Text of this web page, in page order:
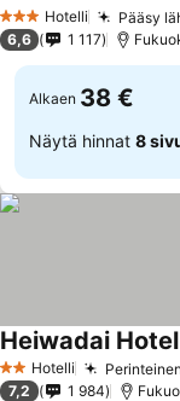
3 Tähtiluokitus
Hotelli Pääsy
6,6 1 117
Alkaen 38 €
Näytä hinnat 8
2 Tähtiluokitus
Hotelli
Heiwadai
7,2 1 984